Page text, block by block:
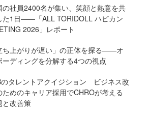
の社員2400名が集い、笑顔と熱意を共
た1日――「ALL TORIDOLL ハピカン
2026」レポート
ち上がりが遅い」の正体を探る——オ
ーディングを分解する4つの視点
タレントアクイジション ビジネス改
ためのキャリア採用でCHROが考える
と改善策